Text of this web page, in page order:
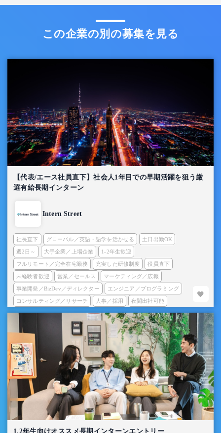
この企業の別の募集を見る
【代表/エース社員直下】社会人1年目での早期活躍を狙う厳
選有給長期インターン
Intern Street
社長直下 グローバル／英語・語学を活かせる 土日出勤OK
週2日～ 大手企業／上場企業 1-2年生歓迎
フルリモート／完全在宅勤務 充実した研修制度 役員直下
未経験者歓迎 営業／セールス マーケティング／広報
事業開発／BizDev／ディレクター エンジニア／プログラミング
コンサルティング／リサーチ 人事／採用 夜間出社可能
1,2年生向けオススメ長期インターンエントリー